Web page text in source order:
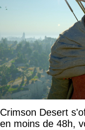
Crimson Desert
en moins de 48h,